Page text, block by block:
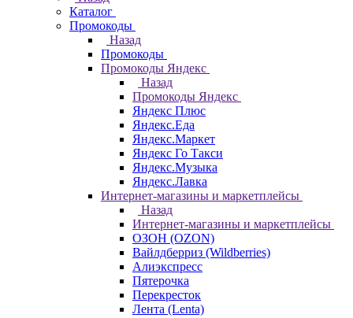
Каталог
Промокоды
Назад
Промокоды
Промокоды Яндекс
Назад
Промокоды Яндекс
Яндекс Плюс
Яндекс.Еда
Яндекс.Маркет
Яндекс Го Такси
Яндекс.Музыка
Яндекс.Лавка
Интернет-магазины и маркетплейсы
Назад
Интернет-магазины и маркетплейсы
ОЗОН (OZON)
Вайлдберриз (Wildberries)
Алиэкспресс
Пятерочка
Перекресток
Лента (Lenta)